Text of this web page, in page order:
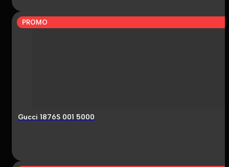
PROMO
Gucci 1876S 001 5000